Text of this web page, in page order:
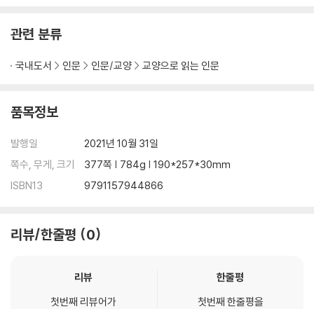
관련 분류
국내도서 인문 인문/교양 교양으로 읽는 인문
품목정보
발행일
2021년 10월 31일
쪽수, 무게, 크기
377쪽 | 784g | 190*257*30mm
ISBN13
9791157944866
리뷰/한줄평 0
리뷰
첫번째 리뷰어가
한줄평
첫번째 한줄평을